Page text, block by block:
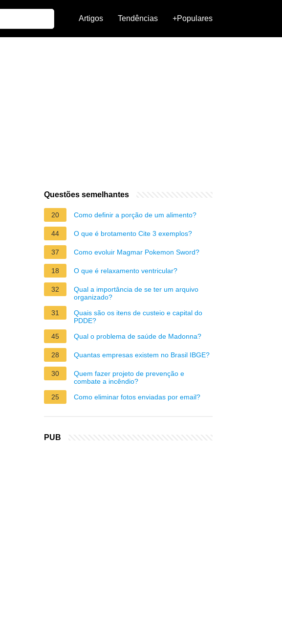
Artigos Tendências +Populares
Questões semelhantes
20 Como definir a porção de um alimento?
44 O que é brotamento Cite 3 exemplos?
37 Como evoluir Magmar Pokemon Sword?
18 O que é relaxamento ventricular?
32
Qual a importância de se ter um arquivo
organizado?
31
Quais são os itens de custeio e capital do
PDDE?
45
Qual o problema de saúde de Madonna?
28 Quantas empresas existem no Brasil IBGE?
30
Quem fazer projeto de prevenção e
combate a incêndio?
25
Como eliminar fotos enviadas por email?
PUB